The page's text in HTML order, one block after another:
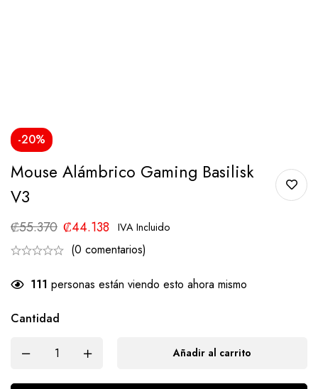
-20%
Mouse Alámbrico Gaming Basilisk
V3
₡55.370 ₡44.138 IVA Incluido
(0 comentarios)
111 personas están viendo esto ahora mismo
Cantidad
Añadir al carrito